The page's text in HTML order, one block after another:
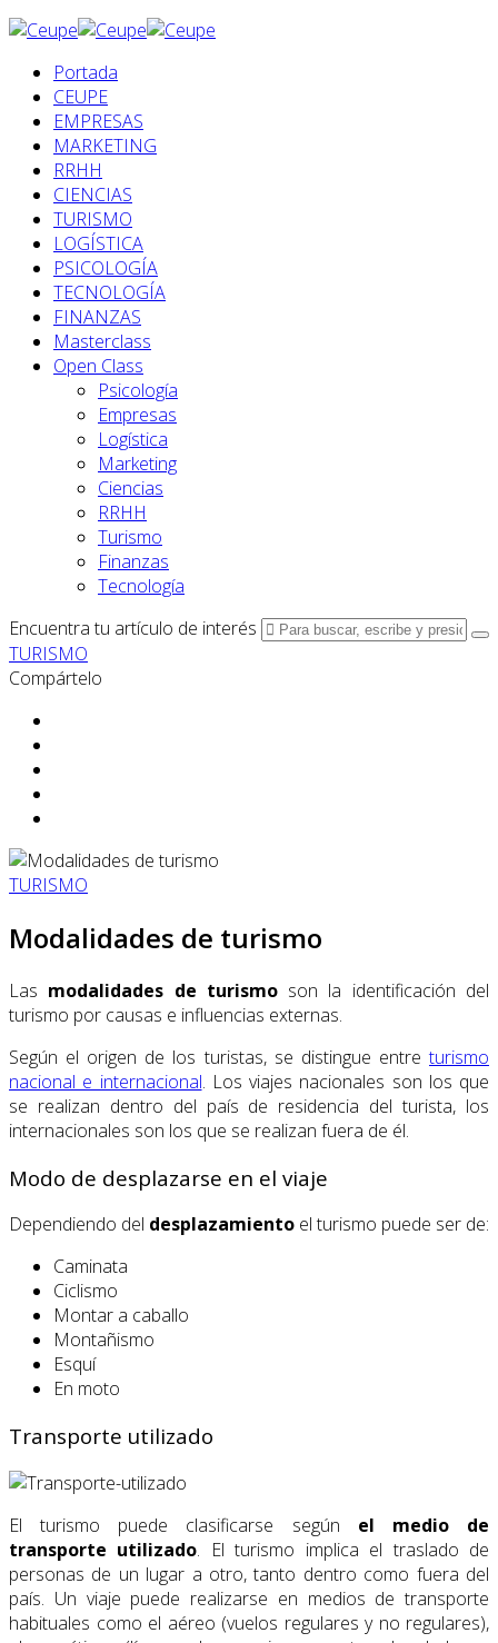
Portada
CEUPE
EMPRESAS
MARKETING
RRHH
CIENCIAS
TURISMO
LOGÍSTICA
PSICOLOGÍA
TECNOLOGÍA
FINANZAS
Masterclass
Open Class
Psicología
Empresas
Logística
Marketing
Ciencias
RRHH
Turismo
Finanzas
Tecnología
Encuentra tu artículo de interés
TURISMO
Compártelo
TURISMO
Modalidades de turismo
Las modalidades de turismoson la identificación del
turismo por causas e influencias externas.
Según el origen de los turistas, se distingue entreturismo
nacional e internacional. Los viajes nacionales son los que
se realizan dentro del país de residencia del turista, los
internacionales son los que se realizan fuera de él.
Modo de desplazarse en el viaje
Dependiendo del desplazamiento el turismo puede ser de:
Caminata
Ciclismo
Montar a caballo
Montañismo
Esquí
En moto
Transporte utilizado
El turismo puede clasificarse según el medio de
transporte utilizado. El turismo implica el traslado de
personas de un lugar a otro, tanto dentro como fuera del
país. Un viaje puede realizarse en medios de transporte
habituales como el aéreo (vuelos regulares y no regulares),